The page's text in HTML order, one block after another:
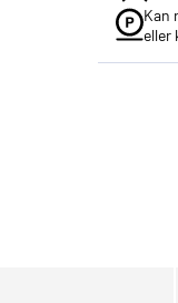
Kan
eller